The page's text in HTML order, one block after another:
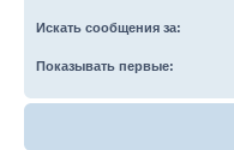
Искать сообщения за:
Показывать первые: